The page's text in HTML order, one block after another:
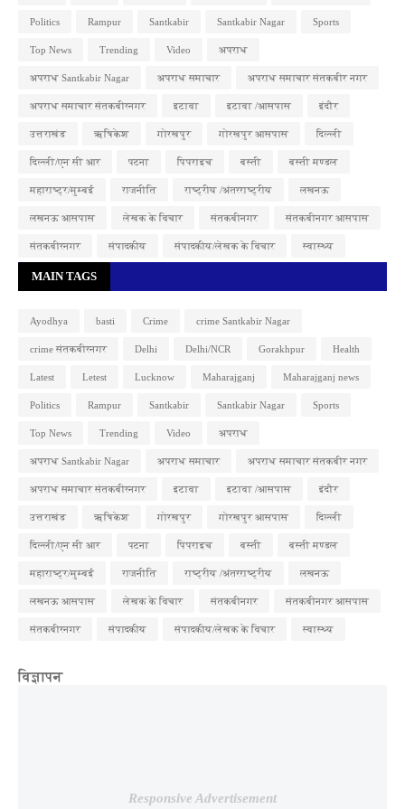
Politics Rampur Santkabir Santkabir Nagar Sports
Top News Trending Video अपराध
अपराध Santkabir Nagar अपराध समाचार अपराध समाचार संतकबीर नगर
अपराध समाचार संतकबीरनगर इटावा इटावा /आसपास इंदौर
उत्तराखंड ऋषिकेश गोरखपुर गोरखपुर आसपास दिल्ली
दिल्ली/एन सी आर पटना पिपराइच बस्ती बस्ती मण्डल
महाराष्ट्र/मुम्बई राजनीति राष्ट्रीय /अंतरराष्ट्रीय लखनऊ
लखनऊ आसपास लेखक के विचार संतकबीनगर संतकबीनगर आसपास
संतकबीरनगर संपादकीय संपादकीय/लेखक के विचार स्वास्थ्य
MAIN TAGS
Ayodhya basti Crime crime Santkabir Nagar
crime संतकबीरनगर Delhi Delhi/NCR Gorakhpur Health
Latest Letest Lucknow Maharajganj Maharajganj news
Politics Rampur Santkabir Santkabir Nagar Sports
Top News Trending Video अपराध
अपराध Santkabir Nagar अपराध समाचार अपराध समाचार संतकबीर नगर
अपराध समाचार संतकबीरनगर इटावा इटावा /आसपास इंदौर
उत्तराखंड ऋषिकेश गोरखपुर गोरखपुर आसपास दिल्ली
दिल्ली/एन सी आर पटना पिपराइच बस्ती बस्ती मण्डल
महाराष्ट्र/मुम्बई राजनीति राष्ट्रीय /अंतरराष्ट्रीय लखनऊ
लखनऊ आसपास लेखक के विचार संतकबीनगर संतकबीनगर आसपास
संतकबीरनगर संपादकीय संपादकीय/लेखक के विचार स्वास्थ्य
विज्ञापन
Responsive Advertisement